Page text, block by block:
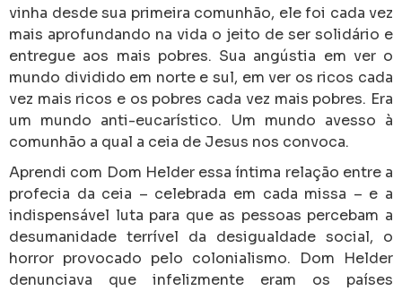
vinha desde sua primeira comunhão, ele foi cada vez
mais aprofundando na vida o jeito de ser solidário e
entregue aos mais pobres. Sua angústia em ver o
mundo dividido em norte e sul, em ver os ricos cada
vez mais ricos e os pobres cada vez mais pobres. Era
um mundo anti-eucarístico. Um mundo avesso à
comunhão a qual a ceia de Jesus nos convoca.
Aprendi com Dom Helder essa íntima relação entre a
profecia da ceia – celebrada em cada missa – e a
indispensável luta para que as pessoas percebam a
desumanidade terrível da desigualdade social, o
horror provocado pelo colonialismo. Dom Helder
denunciava que infelizmente eram os países